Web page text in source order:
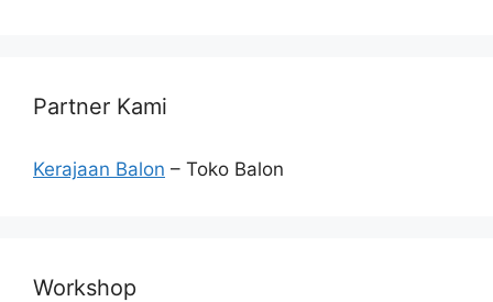
Partner Kami
Kerajaan Balon – Toko Balon
Workshop